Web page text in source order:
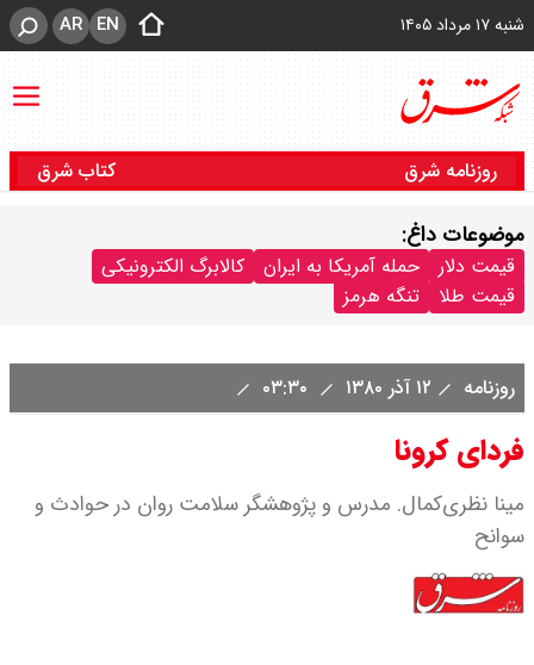
شنبه ۱۷ مرداد ۱۴۰۵ EN
AR
روزنامه شرق کتاب شرق
موضوعات داغ:
قیمت دلار حمله آمریکا به ایران
کالابرگ الکترونیکی
قیمت طلا
تنگه هرمز
روزنامه ۱۲ آذر ۱۳۸۰
فردای کرونا
مینا نظری‌کمال. مدرس و پژوهشگر سلامت روان در حوادث و
سوانح